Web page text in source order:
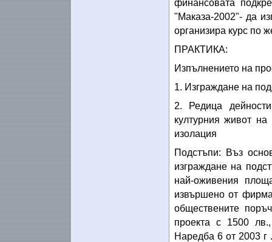
финансовата
"Маказа-2002"- да
организира курс по
ПРАКТИКА:
Изпълнението на
1. Изграждане на
2. Редица
културния живот
изолация
Подстъпи: Въз
изграждане на
най-оживения
извършено от
обществените
проекта с 1500
Наредба 6 от 2003 г